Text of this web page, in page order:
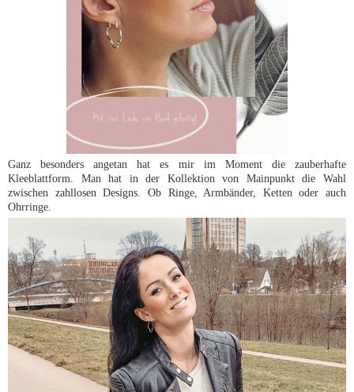
Ganz besonders angetan hat es mir im Moment die zauberhafte
Kleeblattform. Man hat in der Kollektion von Mainpunkt die Wahl
zwischen zahllosen Designs. Ob Ringe, Armbänder, Ketten oder auch
Ohrringe.